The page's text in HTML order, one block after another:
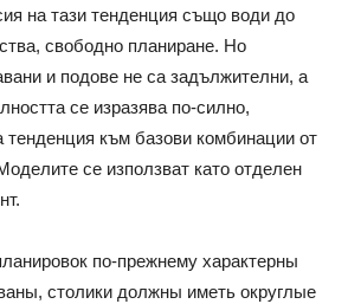
на тази тенденция също води до
свободно планиране. Но
и подове не са задължителни, а
се изразява по-силно,
тенденция към базови комбинации от
се използват като отделен
по-прежнему характерны
столики должны иметь округлые